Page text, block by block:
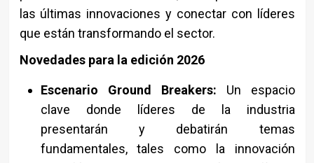
las últimas innovaciones y conectar con líderes
que están transformando el sector.
Novedades para la edición 2026
Escenario Ground Breakers: Un espacio
clave donde líderes de la industria
presentarán y debatirán temas
fundamentales, tales como la innovación